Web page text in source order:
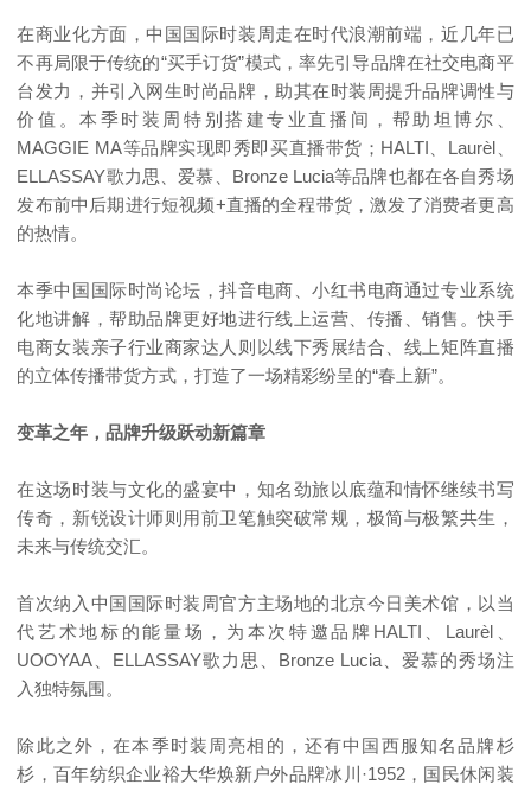
在商业化方面，中国国际时装周走在时代浪潮前端，近几年已
不再局限于传统的“买手订货”模式，率先引导品牌在社交电商平
台发力，并引入网生时尚品牌，助其在时装周提升品牌调性与
价值。本季时装周特别搭建专业直播间，帮助坦博尔、
MAGGIE MA等品牌实现即秀即买直播带货；HALTI、Laurèl、
ELLASSAY歌力思、爱慕、Bronze Lucia等品牌也都在各自秀场
发布前中后期进行短视频+直播的全程带货，激发了消费者更高
的热情。
本季中国国际时尚论坛，抖音电商、小红书电商通过专业系统
化地讲解，帮助品牌更好地进行线上运营、传播、销售。快手
电商女装亲子行业商家达人则以线下秀展结合、线上矩阵直播
的立体传播带货方式，打造了一场精彩纷呈的“春上新”。
变革之年，品牌升级跃动新篇章
在这场时装与文化的盛宴中，知名劲旅以底蕴和情怀继续书写
传奇，新锐设计师则用前卫笔触突破常规，极简与极繁共生，
未来与传统交汇。
首次纳入中国国际时装周官方主场地的北京今日美术馆，以当
代艺术地标的能量场，为本次特邀品牌HALTI、Laurèl、
UOOYAA、ELLASSAY歌力思、Bronze Lucia、爱慕的秀场注
入独特氛围。
除此之外，在本季时装周亮相的，还有中国西服知名品牌杉
杉，百年纺织企业裕大华焕新户外品牌冰川·1952，国民休闲装